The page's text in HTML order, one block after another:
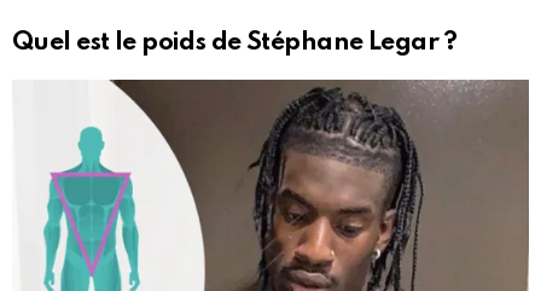
Quel est le poids de Stéphane Legar?